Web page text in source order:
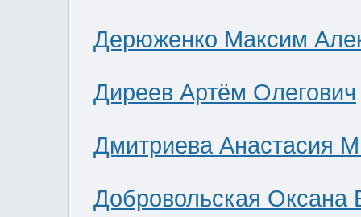
Дерюженко Максим
Диреев Артём Олегович
Дмитриева Анастасия
Добровольская Оксана